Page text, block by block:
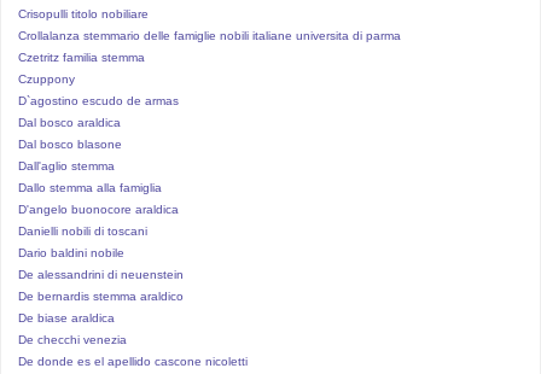
Crisopulli titolo nobiliare
Crollalanza stemmario delle famiglie nobili italiane universita di parma
Czetritz familia stemma
Czuppony
D`agostino escudo de armas
Dal bosco araldica
Dal bosco blasone
Dall'aglio stemma
Dallo stemma alla famiglia
D'angelo buonocore araldica
Danielli nobili di toscani
Dario baldini nobile
De alessandrini di neuenstein
De bernardis stemma araldico
De biase araldica
De checchi venezia
De donde es el apellido cascone nicoletti